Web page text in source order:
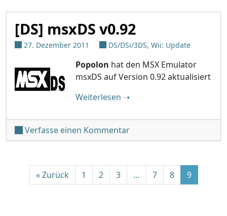
[DS] msxDS v0.92
27. Dezember 2011 DS/DSi/3DS, Wii: Update
Popolon hat den MSX Emulator
msxDS auf Version 0.92 aktualisiert
Weiterlesen "[DS] msxDS v0.92"
➝
Verfasse einen Kommentarunter '[DS] msxDS v0.92'
Beitrags-Navigation
« Zurück 1 2 3 … 7 8 9